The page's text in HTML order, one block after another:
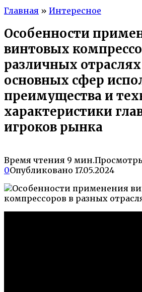
Главная » Интересное
Особенности
винтовых
различных
основных сфер
преимущества и
характеристики
игроков рынка
Время чтения 9 мин.
0Опубликовано 17.05.2024